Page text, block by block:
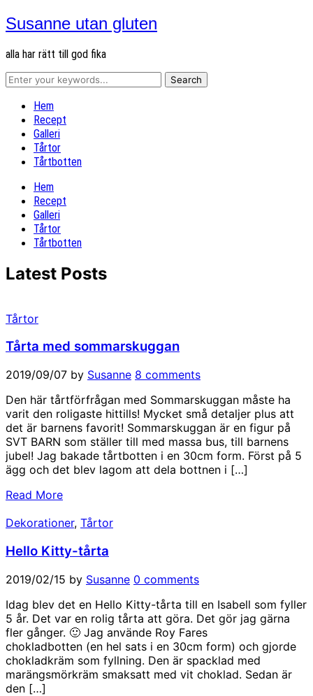
Susanne utan gluten
alla har rätt till god fika
Hem
Recept
Galleri
Tårtor
Tårtbotten
Hem
Recept
Galleri
Tårtor
Tårtbotten
Latest Posts
Tårtor
Tårta med sommarskuggan
2019/09/07 by Susanne 8 comments
Den här tårtförfrågan med Sommarskuggan måste ha
varit den roligaste hittills! Mycket små detaljer plus att
det är barnens favorit! Sommarskuggan är en figur på
SVT BARN som ställer till med massa bus, till barnens
jubel! Jag bakade tårtbotten i en 30cm form. Först på 5
ägg och det blev lagom att dela bottnen i […]
Read More
Dekorationer, Tårtor
Hello Kitty-tårta
2019/02/15 by Susanne 0 comments
Idag blev det en Hello Kitty-tårta till en Isabell som fyller
5 år. Det var en rolig tårta att göra. Det gör jag gärna
fler gånger. 🙂 Jag använde Roy Fares
chokladbotten (en hel sats i en 30cm form) och gjorde
chokladkräm som fyllning. Den är spacklad med
marängsmörkräm smaksatt med vit choklad. Sedan är
den […]